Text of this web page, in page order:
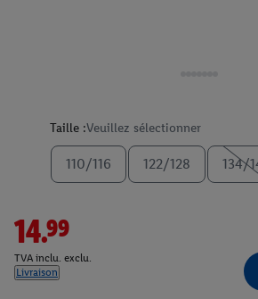
Taille :Veuillez sélectionner
110/116 122/128 134/
14.99
TVA inclu. exclu.
Livraison